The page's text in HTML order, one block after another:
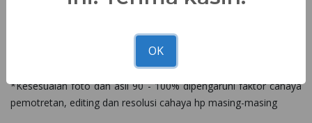
Miliki atasan cantik anak NA 049 di seluruh
*Kesesuaian foto dan asli 90 - 100% dipengaruhi faktor cahaya
pemotretan, editing dan resolusi cahaya hp masing-masing
OK